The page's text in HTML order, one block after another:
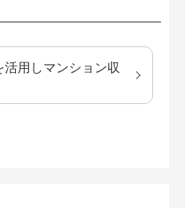
用しマンション収